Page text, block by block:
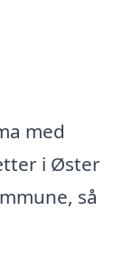
med
i Øster
så